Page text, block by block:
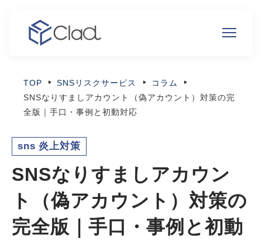
TOP SNSリスクサービス
コラム
SNSなりすましアカウント（偽アカウント）対策の完
全版｜手口・事例と初動対応
sns 炎上対策
SNSなりすましアカウン
ト（偽アカウント）対策の
完全版｜手口・事例と初動